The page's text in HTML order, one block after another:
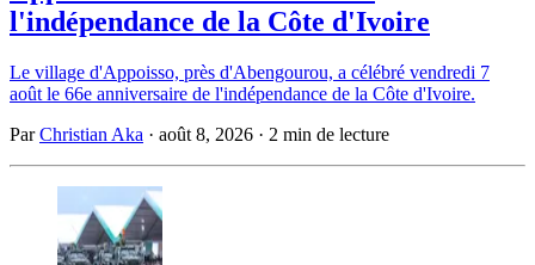
l'indépendance de la Côte d'Ivoire
Le village d'Appoisso, près d'Abengourou, a célébré vendredi 7
août le 66e anniversaire de l'indépendance de la Côte d'Ivoire.
ParChristian Aka · août 8, 2026 · 2 min de lecture